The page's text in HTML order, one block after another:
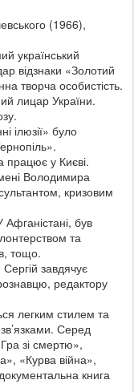
(1966),
український
відзнаки «Золотий
творча особистість.
лицар України.
ілюзії» було
працює у Києві.
Володимира
кризовим
був
та
тощо.
завдячує
редактору
легким стилем та
Серед
зі смертю»,
«Курва війна»,
книга